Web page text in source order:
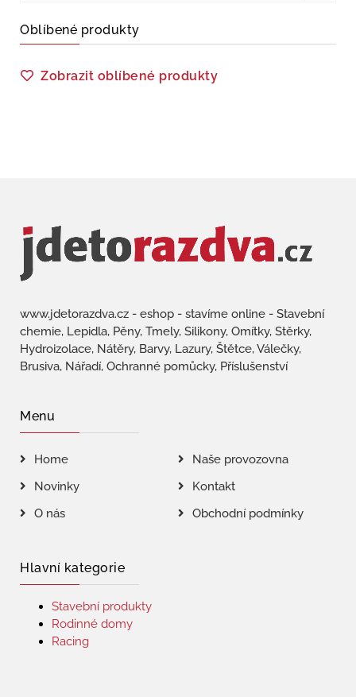
Oblíbené produkty
Zobrazit oblíbené produkty
www.jdetorazdva.cz - eshop - stavíme online - Stavební
chemie, Lepidla, Pěny, Tmely, Silikony, Omítky, Stěrky,
Hydroizolace, Nátěry, Barvy, Lazury, Štětce, Válečky,
Brusiva, Nářadí, Ochranné pomůcky, Příslušenství
Menu
Home
Naše provozovna
Novinky
Kontakt
O nás
Obchodní podmínky
Hlavní kategorie
Stavební produkty
Rodinné domy
Racing